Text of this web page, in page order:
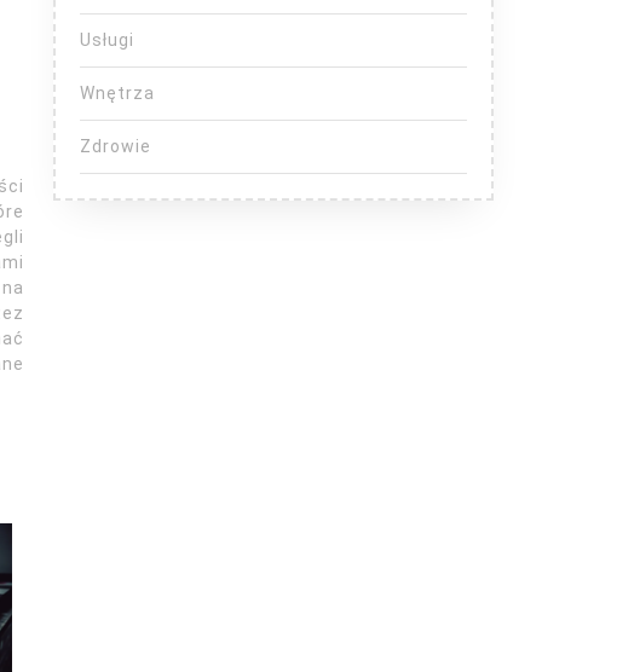
Usługi
Wnętrza
Zdrowie